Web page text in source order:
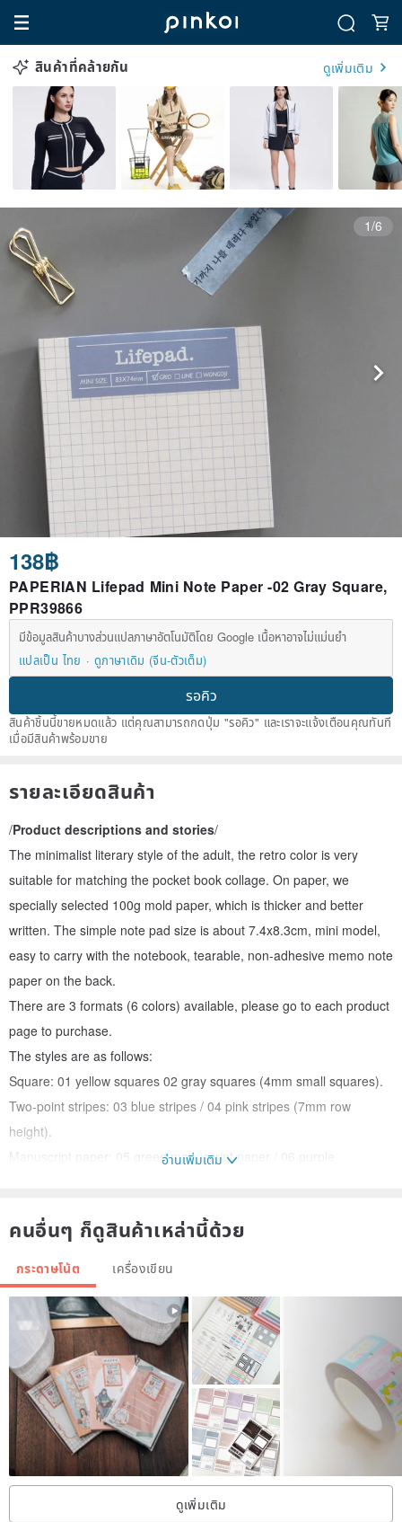
สินค้าที่คล้ายกัน ดูเพิ่มเติม
1/6
138฿
PAPERIAN Lifepad Mini Note Paper -02 Gray Square,
PPR39866
มีข้อมูลสินค้าบางส่วนแปลภาษาอัตโนมัติโดย Google เนื้อหาอาจไม่แม่นยำ
แปลเป็น ไทย
ดูภาษาเดิม (จีน-ตัวเต็ม)
รอคิว
สินค้าชิ้นนี้ขายหมดแล้ว แต่คุณสามารถกดปุ่ม "รอคิว" และเราจะแจ้งเตือนคุณทันที
เมื่อมีสินค้าพร้อมขาย
รายละเอียดสินค้า
/Product descriptions and stories/
The minimalist literary style of the adult, the retro color is very
suitable for matching the pocket book collage. On paper, we
specially selected 100g mold paper, which is thicker and better
written. The simple note pad size is about 7.4x8.3cm, mini model,
easy to carry with the notebook, tearable, non-adhesive memo note
paper on the back.
There are 3 formats (6 colors) available, please go to each product
page to purchase.
The styles are as follows:
Square: 01 yellow squares 02 gray squares (4mm small squares).
Two-point stripes: 03 blue stripes / 04 pink stripes (7mm row
height).
Manuscript paper: 05 green manuscript paper / 06 purple
epad mini note paper for each i...
/Product Description
Commodity includes: one package per package (excluding other
shooting items).
The total number of sheets per sheet: a total of 100 sheets.
Size: about 7.4x8.3cm / Material: Mold paper 100g.
It can be torn and the back is non-adhesive.
The paper mold paper is 100g, which is very thick and well written.
Color / Style: There are 3 formats (6 colors) available, please go to
the product page to buy.
อ่านเพิ่มเติม
คนอื่นๆ ก็ดูสินค้าเหล่านี้ด้วย
กระดาษโน้ต เครื่องเขียน
ดูเพิ่มเติม